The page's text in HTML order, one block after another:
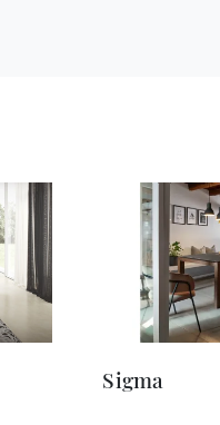
Sigma